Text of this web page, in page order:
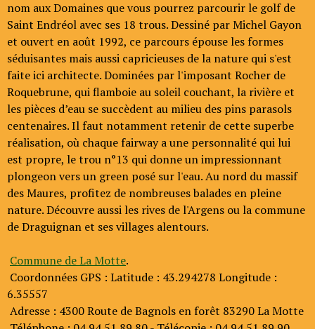
nom aux Domaines que vous pourrez parcourir le golf de
Saint Endréol avec ses 18 trous. Dessiné par Michel Gayon
et ouvert en août 1992, ce parcours épouse les formes
séduisantes mais aussi capricieuses de la nature qui s'est
faite ici architecte. Dominées par l'imposant Rocher de
Roquebrune, qui flamboie au soleil couchant, la rivière et
les pièces d’eau se succèdent au milieu des pins parasols
centenaires. Il faut notamment retenir de cette superbe
réalisation, où chaque fairway a une personnalité qui lui
est propre, le trou n°13 qui donne un impressionnant
plongeon vers un green posé sur l'eau. Au nord du massif
des Maures, profitez de nombreuses balades en pleine
nature. Découvre aussi les rives de l'Argens ou la commune
de Draguignan et ses villages alentours.
Commune de La Motte.
Coordonnées GPS : Latitude : 43.294278 Longitude :
6.35557
Adresse : 4300 Route de Bagnols en forêt 83290 La Motte